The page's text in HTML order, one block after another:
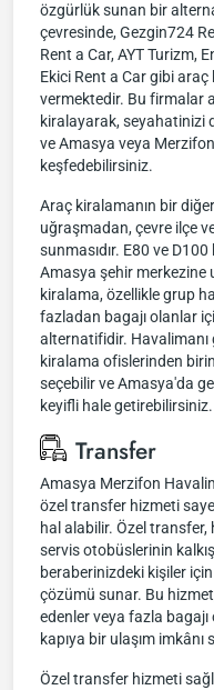
özgürlük sunan bir
çevresinde, Gezgin724
Rent a Car, AYT Turizm,
Ekici Rent a Car gibi
vermektedir. Bu firmalar
kiralayarak, seyahatinizi
ve Amasya veya
keşfedebilirsiniz.
Araç kiralamanın bir
uğraşmadan, çevre ilçe
sunmasıdır. E80 ve
Amasya şehir merkezine
kiralama, özellikle grup
fazladan bagajı olanlar
alternatifidir. Havalimanı
kiralama ofislerinden
seçebilir ve Amasya'da
keyifli hale getirebilirsiniz.
Transfer
Amasya Merzifon
özel transfer hizmeti
hal alabilir. Özel transfer,
servis otobüslerinin
beraberinizdeki kişiler
çözümü sunar. Bu
edenler veya fazla
kapıya bir ulaşım imkânı
Özel transfer hizmeti